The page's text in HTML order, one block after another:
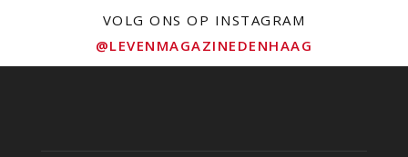
VOLG ONS OP INSTAGRAM
@LEVENMAGAZINEDENHAAG